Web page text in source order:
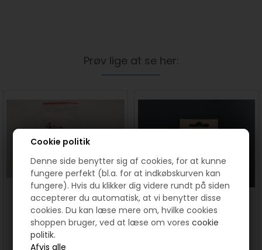
Cookie politik
Denne side benytter sig af cookies, for at kunne
fungere perfekt (bl.a. for at indkøbskurven kan
fungere). Hvis du klikker dig videre rundt på siden
accepterer du automatisk, at vi benytter disse
cookies. Du kan læse mere om, hvilke cookies
shoppen bruger, ved at læse om vorescookie
politik.
Prøv lige at se her:
Røde voksperler 3 mm
25,00
Guld voksperler 4 mm